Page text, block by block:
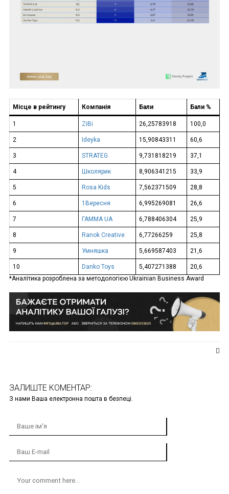
Місце в рейтингу Компанія Бали Бали %
1 ZiBi 26,25783918 100,0
2 Ideyka 15,90843311 60,6
3 STRATEG 9,731818219 37,1
4 Школярик 8,906341215 33,9
5 Rosa Kids 7,562371509 28,8
6 1Вересня 6,995269081 26,6
7 ГАММА UA 6,788406304 25,9
8 Ranok Creative 6,77266259 25,8
9 Умняшка 5,669587403 21,6
10 Danko Toys 5,407271388
20,6
*Аналітика розроблена за методологією Ukrainian Business Award
ЗАЛИШТЕ КОМЕНТАР:
З нами Ваша електронна пошта в безпеці.